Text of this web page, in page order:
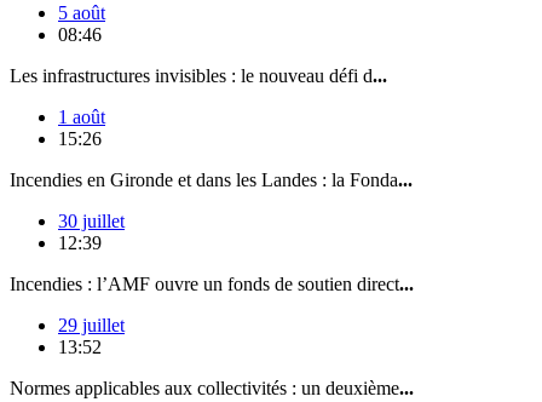
5 août
08:46
Les infrastructures invisibles : le nouveau défi d...
1 août
15:26
Incendies en Gironde et dans les Landes : la Fonda...
30 juillet
12:39
Incendies : l’AMF ouvre un fonds de soutien direct...
29 juillet
13:52
Normes applicables aux collectivités : un deuxième...